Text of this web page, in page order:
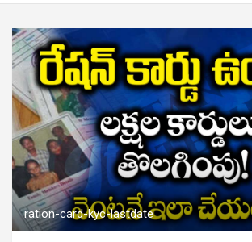
ration-card-kyc-lastdate